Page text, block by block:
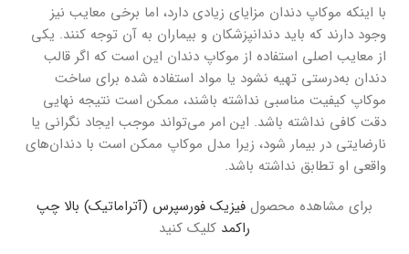
با اینکه موکاپ دندان مزایای زیادی دارد، اما برخی معایب نیز
وجود دارند که باید دندانپزشکان و بیماران به آن توجه کنند. یکی
از معایب اصلی استفاده از موکاپ دندان این است که اگر قالب
دندان به‌درستی تهیه نشود یا مواد استفاده شده برای ساخت
موکاپ کیفیت مناسبی نداشته باشند، ممکن است نتیجه نهایی
دقت کافی نداشته باشد. این امر می‌تواند موجب ایجاد نگرانی یا
نارضایتی در بیمار شود، زیرا مدل موکاپ ممکن است با دندان‌های
واقعی او تطابق نداشته باشد.
برای مشاهده محصول فیزیک فورسپرس (آتراماتیک) بالا چپ
راکمد کلیک کنید